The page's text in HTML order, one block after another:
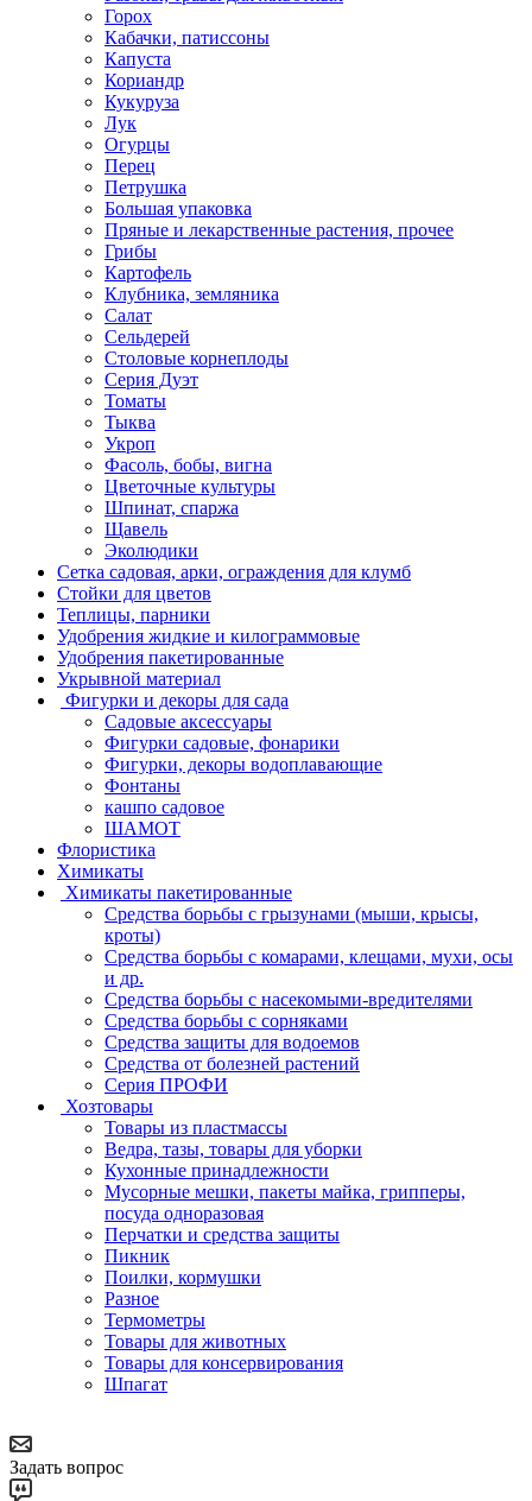
Горох
Кабачки, патиссоны
Капуста
Кориандр
Кукуруза
Лук
Огурцы
Перец
Петрушка
Большая упаковка
Пряные и лекарственные растения, прочее
Грибы
Картофель
Клубника, земляника
Салат
Сельдерей
Столовые корнеплоды
Серия Дуэт
Томаты
Тыква
Укроп
Фасоль, бобы, вигна
Цветочные культуры
Шпинат, спаржа
Щавель
Эколюдики
Сетка садовая, арки, ограждения для клумб
Стойки для цветов
Теплицы, парники
Удобрения жидкие и килограммовые
Удобрения пакетированные
Укрывной материал
Фигурки и декоры для сада
Садовые аксессуары
Фигурки садовые, фонарики
Фигурки, декоры водоплавающие
Фонтаны
кашпо садовое
ШАМОТ
Флористика
Химикаты
Химикаты пакетированные
Средства борьбы с грызунами (мыши, крысы,
кроты)
Средства борьбы с комарами, клещами, мухи, осы
и др.
Средства борьбы с насекомыми-вредителями
Средства борьбы с сорняками
Средства защиты для водоемов
Средства от болезней растений
Серия ПРОФИ
Хозтовары
Товары из пластмассы
Ведра, тазы, товары для уборки
Кухонные принадлежности
Мусорные мешки, пакеты майка, грипперы,
посуда одноразовая
Перчатки и средства защиты
Пикник
Поилки, кормушки
Разное
Термометры
Товары для животных
Товары для консервирования
Шпагат
Задать вопрос